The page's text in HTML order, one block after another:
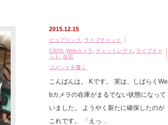
2015.12.15
ピュアリンク
ライブチャット
C920r, Webカメラ チャットレディ
ライブチャ
ット
在宅
コメントを書く
こんばんは。 Kです。 実は、しばらくWe
bカメラの在庫がまるでない状態になって
いました。 ようやく新たに確保したのが
これです。 「えっ…